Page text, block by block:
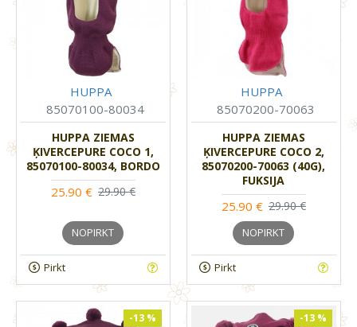
HUPPA
85070100-80034
HUPPA ZIEMAS
ĶIVERCEPURE COCO 1,
85070100-80034, BORDO
25.90 € 29.90 €
NOPIRKT
Pirkt
HUPPA
85070200-70063
HUPPA ZIEMAS
ĶIVERCEPURE COCO 2,
85070200-70063 (40G),
FUKSIJA
25.90 € 29.90 €
NOPIRKT
Pirkt
-13 % -13 %